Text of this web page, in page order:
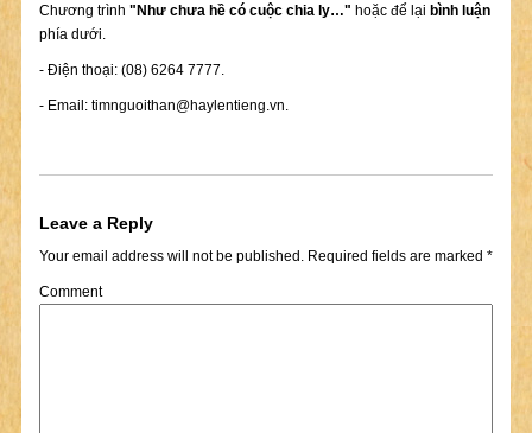
Chương trình "Như chưa hề có cuộc chia ly…" hoặc để lại bình luận
phía dưới.
- Điện thoại: (08) 6264 7777.
- Email: timnguoithan@haylentieng.vn.
Leave a Reply
Your email address will not be published.Required fields are marked *
Comment